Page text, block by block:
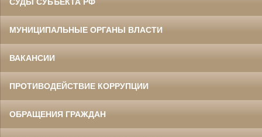
МУНИЦИПАЛЬНЫЕ ОРГАНЫ ВЛАСТИ
ВАКАНСИИ
ПРОТИВОДЕЙСТВИЕ КОРРУПЦИИ
ОБРАЩЕНИЯ ГРАЖДАН